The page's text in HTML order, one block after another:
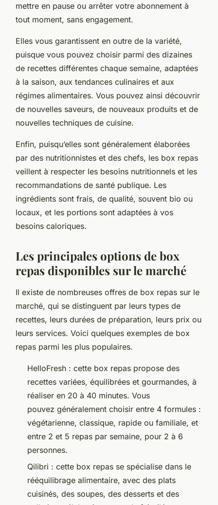
mettre en pause ou arrêter votre abonnement à
tout moment, sans engagement.
Elles vous garantissent en outre de la variété,
puisque vous pouvez choisir parmi des dizaines
de recettes différentes chaque semaine, adaptées
à la saison, aux tendances culinaires et aux
régimes alimentaires. Vous pouvez ainsi découvrir
de nouvelles saveurs, de nouveaux produits et de
nouvelles techniques de cuisine.
Enfin, puisqu’elles sont généralement élaborées
par des nutritionnistes et des chefs, les box repas
veillent à respecter les besoins nutritionnels et les
recommandations de santé publique. Les
ingrédients sont frais, de qualité, souvent bio ou
locaux, et les portions sont adaptées à vos
besoins caloriques.
Les principales options de box
repas disponibles sur le marché
Il existe de nombreuses offres de box repas sur le
marché, qui se distinguent par leurs types de
recettes, leurs durées de préparation, leurs prix ou
leurs services. Voici quelques exemples de box
repas parmi les plus populaires.
HelloFresh : cette box repas propose des
recettes variées, équilibrées et gourmandes, à
réaliser en 20 à 40 minutes. Vous
pouvez généralement choisir entre 4 formules :
végétarienne, classique, rapide ou familiale, et
entre 2 et 5 repas par semaine, pour 2 à 6
personnes.
Qilibri : cette box repas se spécialise dans le
rééquilibrage alimentaire, avec des plats
cuisinés, des soupes, des desserts et des